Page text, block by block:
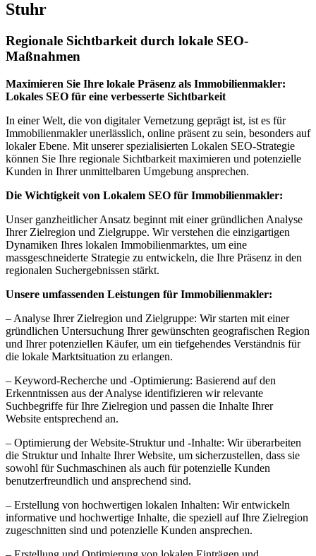
Stuhr
Regionale Sichtbarkeit durch lokale SEO-
Maßnahmen
Maximieren Sie Ihre lokale Präsenz als Immobilienmakler:
Lokales SEO für eine verbesserte Sichtbarkeit
In einer Welt, die von digitaler Vernetzung geprägt ist, ist es für
Immobilienmakler unerlässlich, online präsent zu sein, besonders auf
lokaler Ebene. Mit unserer spezialisierten Lokalen SEO-Strategie
können Sie Ihre regionale Sichtbarkeit maximieren und potenzielle
Kunden in Ihrer unmittelbaren Umgebung ansprechen.
Die Wichtigkeit von Lokalem SEO für Immobilienmakler:
Unser ganzheitlicher Ansatz beginnt mit einer gründlichen Analyse
Ihrer Zielregion und Zielgruppe. Wir verstehen die einzigartigen
Dynamiken Ihres lokalen Immobilienmarktes, um eine
massgeschneiderte Strategie zu entwickeln, die Ihre Präsenz in den
regionalen Suchergebnissen stärkt.
Unsere umfassenden Leistungen für Immobilienmakler:
– Analyse Ihrer Zielregion und Zielgruppe: Wir starten mit einer
gründlichen Untersuchung Ihrer gewünschten geografischen Region
und Ihrer potenziellen Käufer, um ein tiefgehendes Verständnis für
die lokale Marktsituation zu erlangen.
– Keyword-Recherche und -Optimierung: Basierend auf den
Erkenntnissen aus der Analyse identifizieren wir relevante
Suchbegriffe für Ihre Zielregion und passen die Inhalte Ihrer
Website entsprechend an.
– Optimierung der Website-Struktur und -Inhalte: Wir überarbeiten
die Struktur und Inhalte Ihrer Website, um sicherzustellen, dass sie
sowohl für Suchmaschinen als auch für potenzielle Kunden
benutzerfreundlich und ansprechend sind.
– Erstellung von hochwertigen lokalen Inhalten: Wir entwickeln
informative und hochwertige Inhalte, die speziell auf Ihre Zielregion
zugeschnitten sind und potenzielle Kunden ansprechen.